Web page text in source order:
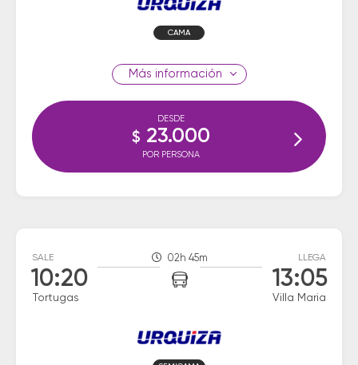
CAMA
información
DESDE
$ 23.000
POR PERSONA
SALE
10:20
Tortugas
02h 45m LLEGA
13:05
Villa Maria